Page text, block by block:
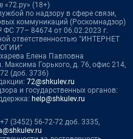
«72.ру» (18+)
по надзору в сфере связи,
коммуникаций (Роскомнадзор)
77– 84674 от 06.02.2023 г.
ответственностью "ИНТЕРНЕТ
Елена Павловна
Максима Горького, д. 76, офис 214,
(доб. 3736)
72@shkulev.ru
и государственных органов:
help@shkulev.ru
(3452) 56-72-72 доб. 3335,